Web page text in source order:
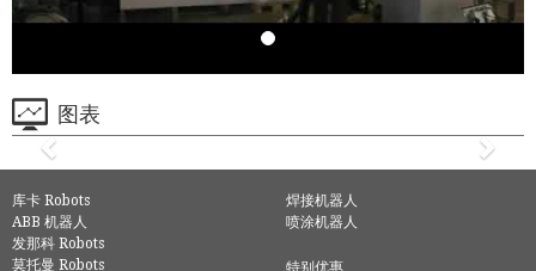
图表
库卡 Robots
ABB 机器人
发那科 Robots
莫托曼 Robots
焊接机器人
喷涂机器人
特别优惠